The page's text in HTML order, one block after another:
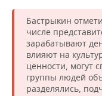
ОПК
ЭНЕРГЕТИКА
ТРАНСПОРТ
УСЛУГИ
МЕДИА
НОВОСТИ
ВЫЕЗДНАЯ
БИЗНЕС-БРАНЧИ
СПОРТ
НОВОСТИ СПОРТА
ФУТБОЛ
ОБЩЕСТВО
НОВОСТИ
ФОТОГАЛЕРЕЯ
Бастрыкин
числе
зарабатывают
влияют на
ценности, могут
группы людей
разделялись,